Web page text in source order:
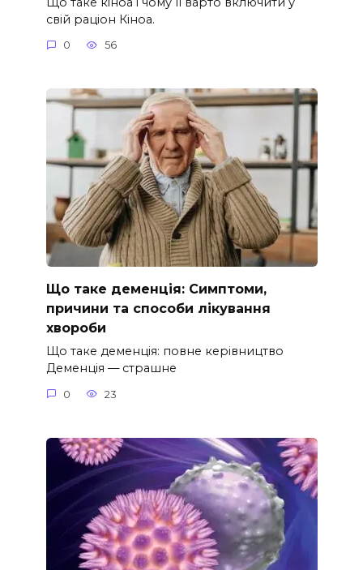
свій раціон Кіноа.
0 56
Що таке деменція: Симптоми,
причини та способи лікування
хвороби
Що таке деменція: повне керівництво
Деменція — страшне
0 23